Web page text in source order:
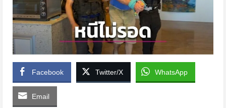
Facebook Twitter/X WhatsApp
Email